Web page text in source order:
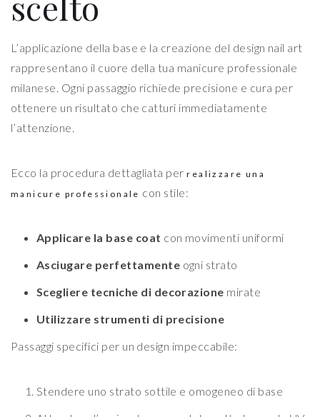
L’applicazione della base e la creazione del design nail art
rappresentano il cuore della tua manicure professionale
milanese. Ogni passaggio richiede precisione e cura per
ottenere un risultato che catturi immediatamente
l’attenzione.
Ecco la procedura dettagliata perrealizzare una
manicure professionale con stile:
Applicare la base coat con movimenti uniformi
Asciugare perfettamente ogni strato
Scegliere tecniche di decorazione mirate
Utilizzare strumenti di precisione
Passaggi specifici per un design impeccabile:
Stendere uno strato sottile e omogeneo di base